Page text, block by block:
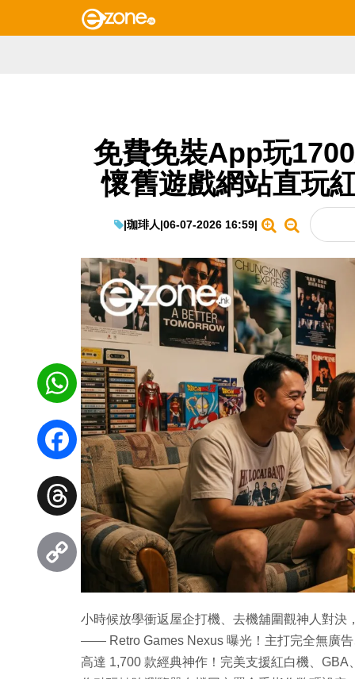
免費免裝App玩
懷舊遊戲網站直玩
|珈琲人|06-07-2026 16:59|
小時候放學衝返屋企打機、去機舖圍觀神人對
—— Retro Games Nexus 曝光！主打完全無廣
高達 1,700 款經典神作！完美支援紅白機、
WhatsApp
Facebook
Threads
Copy
Link